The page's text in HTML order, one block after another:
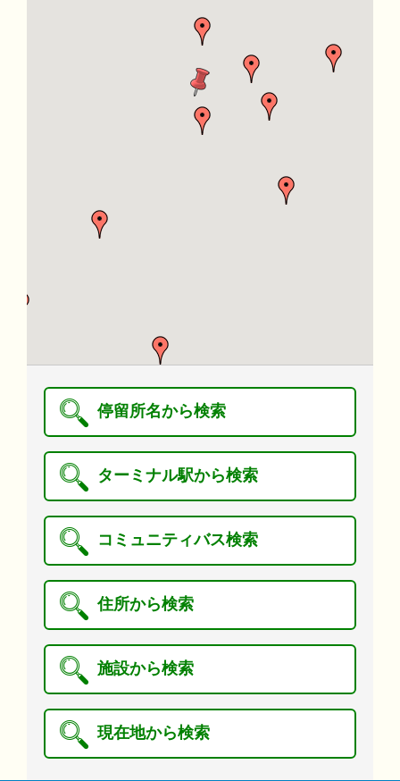
停留所名から検索
ターミナル駅から検索
コミュニティバス検索
住所から検索
施設から検索
現在地から検索